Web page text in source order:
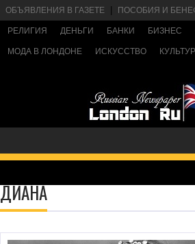
ОБЪЯВЛЕНИЯ В ГАЗЕТЕ ПОСОБИЯ И
РЕЛИГИЯ ДЕНЬГИ БАНКИ БИЗНЕС
МОДА В ЛОНДОНЕ ИСКУССТВО
ДИАНА